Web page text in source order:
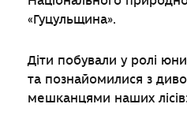
«Гуцульщина».
Діти побували у ролі
та познайомилися з
мешканцями наших лісів: